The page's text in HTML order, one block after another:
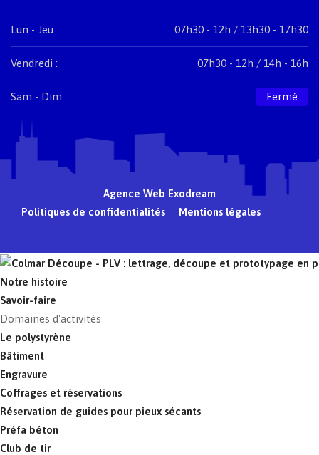
Lun - Jeu : 07h30 - 12h / 13h30 - 17h30
Vendredi : 07h30 - 12h / 14h - 16h
Sam - Dim : Fermé
Agence Web Exodream
Politiques de confidentialités
Mentions légales
Notre histoire
Savoir-faire
Domaines d'activités
Le polystyrène
Bâtiment
Engravure
Coffrages et réservations
Réservation de guides pour pieux sécants
Préfa béton
Club de tir